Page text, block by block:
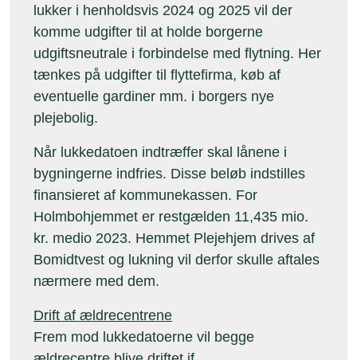
lukker i henholdsvis 2024 og 2025 vil der
komme udgifter til at holde borgerne
udgiftsneutrale i forbindelse med flytning. Her
tænkes på udgifter til flyttefirma, køb af
eventuelle gardiner mm. i borgers nye
plejebolig.
Når lukkedatoen indtræffer skal lånene i
bygningerne indfries. Disse beløb indstilles
finansieret af kommunekassen. For
Holmbohjemmet er restgælden 11,435 mio.
kr. medio 2023. Hemmet Plejehjem drives af
Bomidtvest og lukning vil derfor skulle aftales
nærmere med dem.
Drift af ældrecentrene
Frem mod lukkedatoerne vil begge